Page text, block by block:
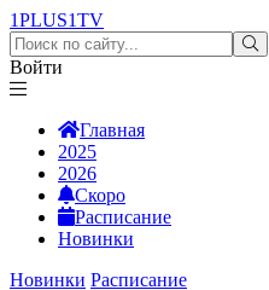
1PLUS1TV
Войти
Главная
2025
2026
Скоро
Расписание
Новинки
Новинки Расписание